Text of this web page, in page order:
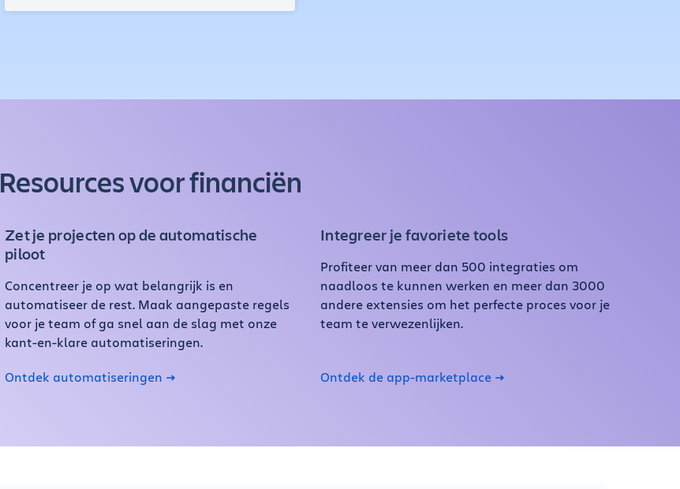
Resources voor financiën
Zet je projecten op de automatische
piloot
Concentreer je op wat belangrijk is en
automatiseer de rest. Maak aangepaste regels
voor je team of ga snel aan de slag met onze
kant-en-klare automatiseringen.
Ontdek automatiseringen
Integreer je favoriete tools
Profiteer van meer dan 500 integraties om
naadloos te kunnen werken en meer dan 3000
andere extensies om het perfecte proces voor je
team te verwezenlijken.
Ontdek de app-marketplace